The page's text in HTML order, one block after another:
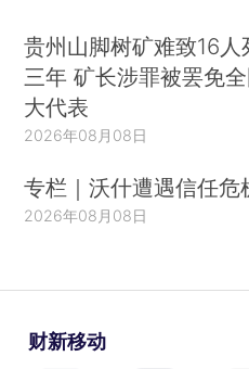
贵州山脚树矿难致16人
三年 矿长涉罪被罢免
大代表
2026年08月08日
专栏｜沃什遭遇信任危
2026年08月08日
财新移动